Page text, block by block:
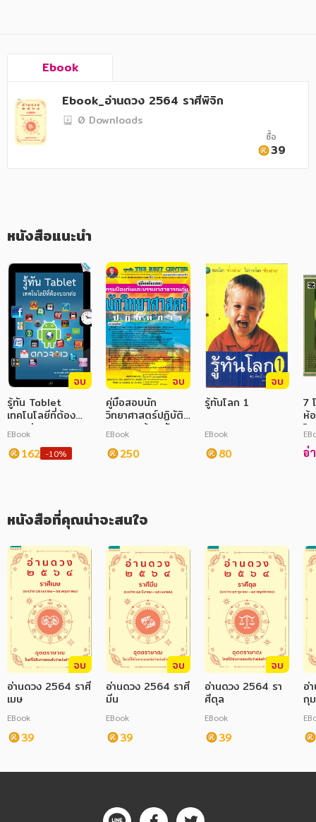
ครอบครัว
วรรณกรรม
การเกษตร ชีววิทยา
หนังสือเด็ก
การพัฒนาตนเอง
ความรู้ทั่วไป
การ์ตูนความรู้ การ์ตูน
การ์ตูนมังงะ (Manga)
Ebook
Ebook_อ่านดวง 2564 ราศีพิจิก
0 Downloads
ซื้อ
39
หนังสือแนะนำ
จบ
รู้ทัน Tablet
เทคโนโลยีที่ต้อง
บอกต่อ
EBook
162 -10%
จบ
คู่มือสอบนัก
วิทยาศาสตร์ปฏิบัติ
การ กรมป้องกัน
และบรรเทา
สาธารณภัย
EBook
250
จบ
รู้ทันโลก 1
EBook
80
7
ห้
โ
โ
อ่
หนังสือที่คุณน่าจะสนใจ
จบ
อ่านดวง 2564 ราศี
เมษ
EBook
39
จบ
อ่านดวง 2564 ราศี
มีน
EBook
39
จบ
อ่านดวง 2564 รา
ศีตุล
EBook
39
อ่
กุ